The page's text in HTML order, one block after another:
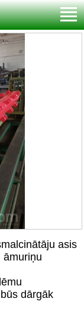
asis
āmuriņu
dārgāk